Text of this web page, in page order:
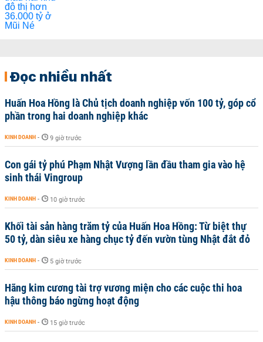
Đọc nhiều nhất
Huấn Hoa Hồng là Chủ tịch doanh nghiệp vốn 100 tỷ, góp cổ
phần trong hai doanh nghiệp khác
KINH DOANH - 9 giờ trước
Con gái tỷ phú Phạm Nhật Vượng lần đầu tham gia vào hệ
sinh thái Vingroup
KINH DOANH - 10 giờ trước
Khối tài sản hàng trăm tỷ của Huấn Hoa Hồng: Từ biệt thự
50 tỷ, dàn siêu xe hàng chục tỷ đến vườn tùng Nhật đắt đỏ
KINH DOANH - 5 giờ trước
Hãng kim cương tài trợ vương miện cho các cuộc thi hoa
hậu thông báo ngừng hoạt động
KINH DOANH - 15 giờ trước